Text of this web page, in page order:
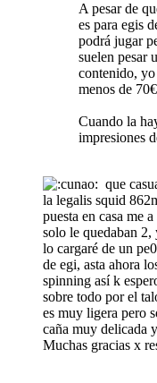
A pesar de
es para egis
podrá jugar
suelen pesar
contenido,
menos de 70€
Cuando la
impresiones
que
la legalis squid
puesta en casa me
solo le quedaban
lo cargaré de un
de egi, asta ahora
spinning así k
sobre todo por el
es muy ligera pero
caña muy delicada
Muchas gracias x